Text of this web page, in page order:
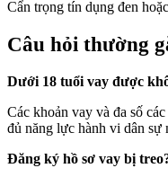
Cẩn trọng tín dụng đen
Câu hỏi thường
Dưới 18 tuổi vay được
Các khoản vay và đa số
đủ năng lực hành vi dân sự
Đăng ký hồ sơ vay bị